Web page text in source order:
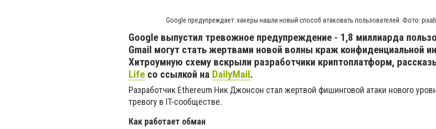
Google предупреждает: хакеры нашли новый способ атаковать пользователей. Фото:
Google выпустил тревожное предупреждение - 1,8 миллиарда
Gmail могут стать жертвами новой волны краж конфиденциальной
Хитроумную схему вскрыли разработчики криптоплатформ,
Life со ссылкой на DailyMail.
Разработчик Ethereum Ник Джонсон стал жертвой фишинговой атаки нового
тревогу в IT-сообществе.
Как работает обман